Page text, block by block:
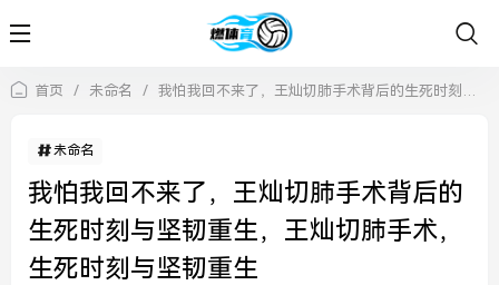
首页 / 未命名 / 我怕我回不来了，王灿切肺手术背后的生死时刻与坚韧重生，王灿切肺手术，生死时刻与坚韧重生
未命名
我怕我回不来了，王灿切肺手术背后的
生死时刻与坚韧重生，王灿切肺手术，
生死时刻与坚韧重生